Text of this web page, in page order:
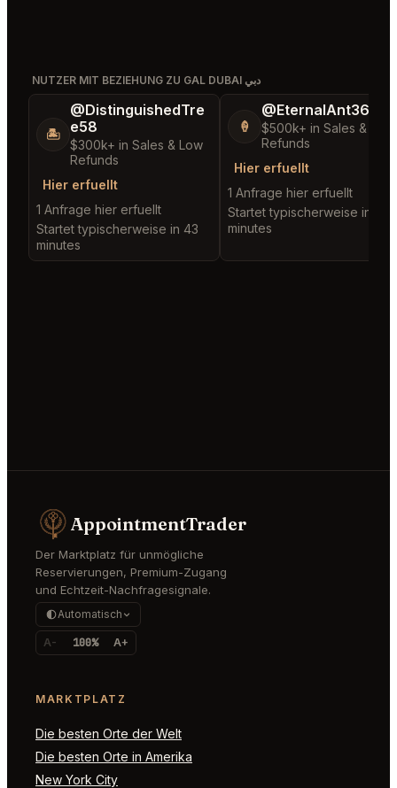
NUTZER MIT BEZIEHUNG ZU GAL DUBAI دبي
🏝️
@DistinguishedTre
e58
$300k+ in Sales & Low
Refunds
Hier erfuellt
1 Anfrage hier erfuellt
Startet typischerweise in 43
minutes
🍦
@EternalAnt36
$500k+ in Sales & Low
Refunds
Hier erfuellt
1 Anfrage hier erfuellt
Startet typischerweise in 2
minutes
AppointmentTrader
Der Marktplatz für unmögliche
Reservierungen, Premium-Zugang
und Echtzeit-Nachfragesignale.
Automatisch
A- 100% A+
MARKTPLATZ
Die besten Orte der Welt
Die besten Orte in Amerika
New York City